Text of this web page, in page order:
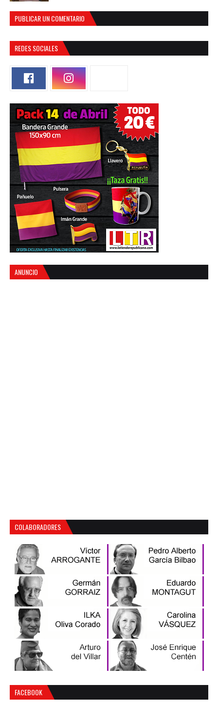
PUBLICAR UN COMENTARIO
REDES SOCIALES
ANUNCIO
COLABORADORES
FACEBOOK